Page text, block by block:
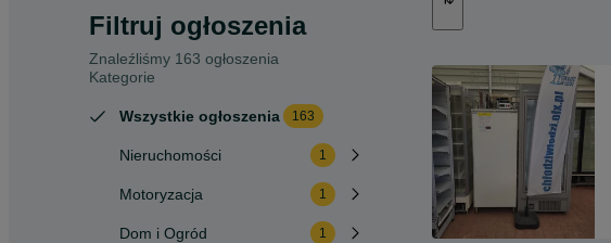
Filtruj ogłoszenia
Znaleźliśmy 163 ogłoszenia
Kategorie
Wszystkie ogłoszenia 163
Nieruchomości 1
Motoryzacja 1
Dom i Ogród 1